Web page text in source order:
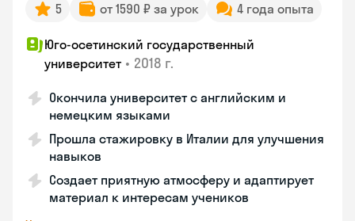
5 от 1590 ₽ за урок 4 года опыта
Юго-осетинский государственный
университет • 2018 г.
Окончила университет с английским и
немецким языками
Прошла стажировку в Италии для улучшения
навыков
Создает приятную атмосферу и адаптирует
материал к интересам учеников